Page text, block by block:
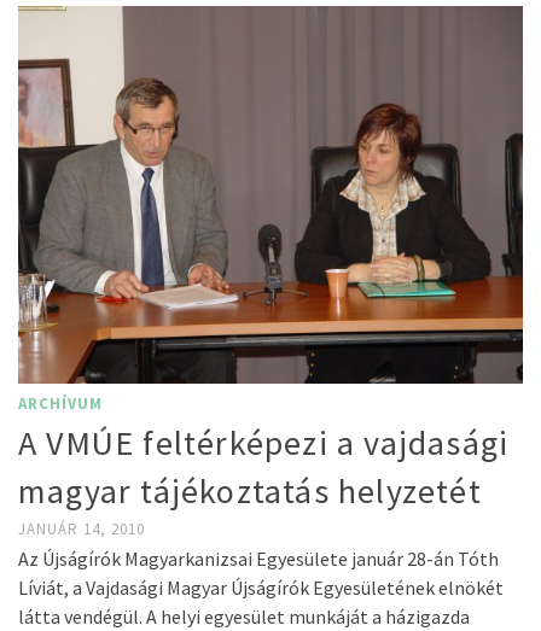
ARCHÍVUM
A VMÚE feltérképezi a vajdasági
magyar tájékoztatás helyzetét
JANUÁR 14, 2010
Az Újságírók Magyarkanizsai Egyesülete január 28-án Tóth
Líviát, a Vajdasági Magyar Újságírók Egyesületének elnökét
látta vendégül. A helyi egyesület munkáját a házigazda